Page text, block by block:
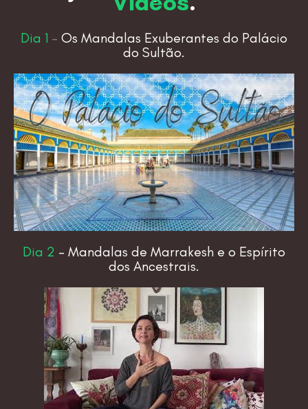
Dia 1 – Os Mandalas Exuberantes do Palácio
do Sultão.
Dia 2 – Mandalas de Marrakesh e o Espírito
dos Ancestrais.